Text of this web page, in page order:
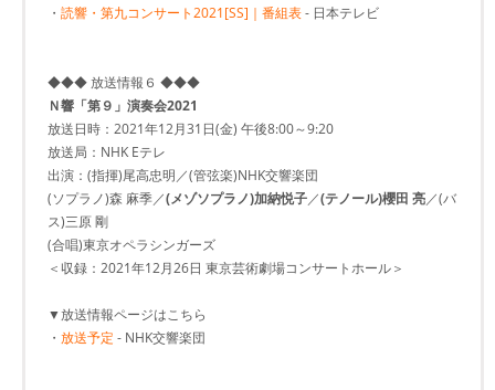
・ 読響・第九コンサート2021[SS]｜番組表- 日本テレビ
◆◆◆ 放送情報６ ◆◆◆
Ｎ響「第９」演奏会2021
放送日時：2021年12月31日(金) 午後8:00～9:20
放送局：NHK Eテレ
出演：(指揮)尾高忠明／(管弦楽)NHK交響楽団
(ソプラノ)森 麻季／(メゾソプラノ)加納悦子／(テノール)櫻田 亮／(バ
ス)三原 剛
(合唱)東京オペラシンガーズ
＜収録：2021年12月26日 東京芸術劇場コンサートホール＞
▼放送情報ページはこちら
・ 放送予定 - NHK交響楽団